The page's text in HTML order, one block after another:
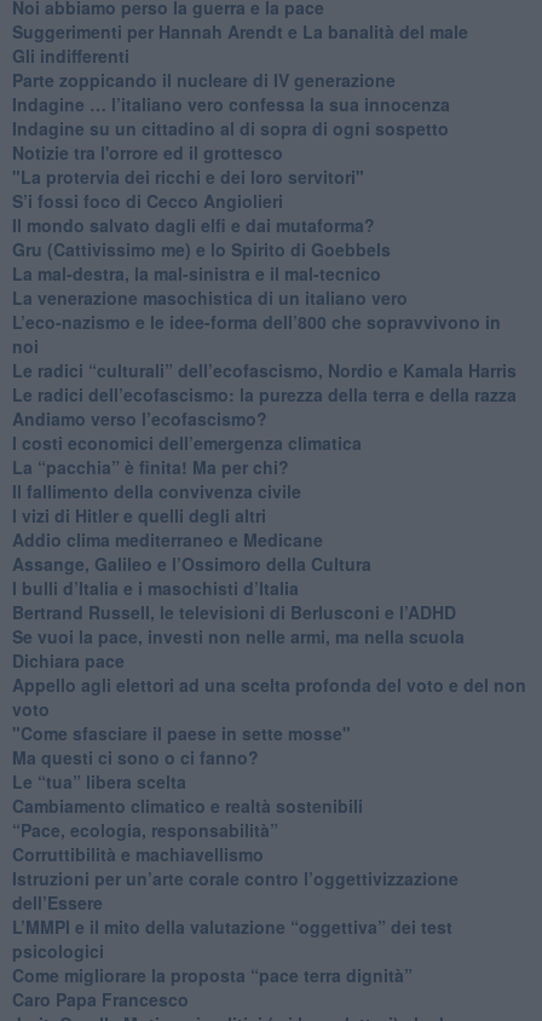
Noi abbiamo perso la guerra e la pace
Suggerimenti per Hannah Arendt e La banalità del male
​Gli indifferenti
Parte zoppicando il nucleare di IV generazione
​Indagine … l’italiano vero confessa la sua innocenza
Indagine su un cittadino al di sopra di ogni sospetto
Notizie tra l'orrore ed il grottesco
"La protervia dei ricchi e dei loro servitori"
S’i fossi foco di Cecco Angiolieri
​Il mondo salvato dagli elfi e dai mutaforma?
Gru (Cattivissimo me) e lo Spirito di Goebbels
​La mal-destra, la mal-sinistra e il mal-tecnico
​La venerazione masochistica di un italiano vero
​L’eco-nazismo e le idee-forma dell’800 che sopravvivono in
noi
​Le radici “culturali” dell’ecofascismo, Nordio e Kamala Harris
Le radici dell’ecofascismo: la purezza della terra e della razza
Andiamo verso l’ecofascismo?
I costi economici dell’emergenza climatica
​La “pacchia” è finita! Ma per chi?
​Il fallimento della convivenza civile
​I vizi di Hitler e quelli degli altri
Addio clima mediterraneo e Medicane
​Assange, Galileo e l’Ossimoro della Cultura
​I bulli d’Italia e i masochisti d’Italia
​Bertrand Russell, le televisioni di Berlusconi e l’ADHD
​Se vuoi la pace, investi non nelle armi, ma nella scuola
​Dichiara pace
​Appello agli elettori ad una scelta profonda del voto e del non
voto
"Come sfasciare il paese in sette mosse"
​Ma questi ci sono o ci fanno?
​Le “tua” libera scelta
Cambiamento climatico e realtà sostenibili
“Pace, ecologia, responsabilità”
​Corruttibilità e machiavellismo
Istruzioni per un’arte corale contro l’oggettivizzazione
dell’Essere
​L’MMPI e il mito della valutazione “oggettiva” dei test
psicologici
Come migliorare la proposta “pace terra dignità”
Caro Papa Francesco